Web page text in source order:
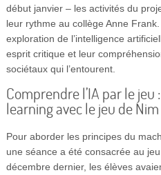
Se
début janvier – les activités du
leur rythme au collège Anne
exploration de l’intelligence
esprit critique et leur
sociétaux qui l’entourent.
Comprendre l’IA par le
learning avec le jeu de Nim
Pour aborder les principes du
une séance a été consacrée au
décembre dernier, les élèves